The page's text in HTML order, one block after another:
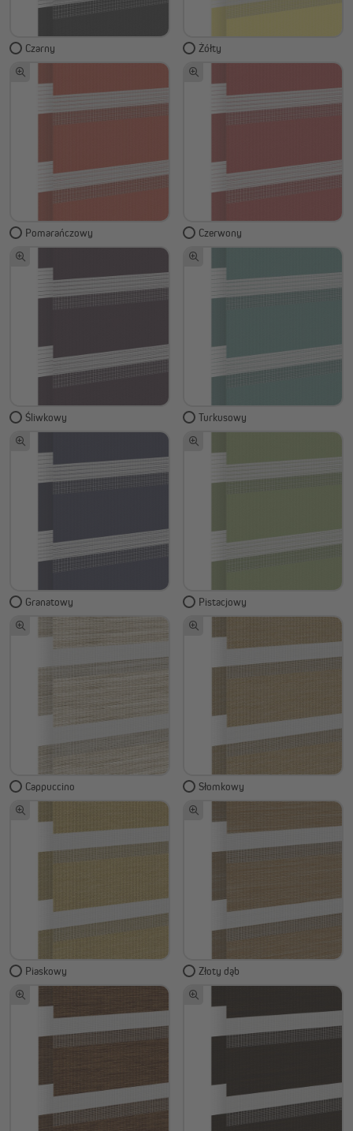
Czarny Żółty
Pomarańczowy Czerwony
Śliwkowy Turkusowy
Granatowy Pistacjowy
Cappuccino Słomkowy
Piaskowy Złoty dąb